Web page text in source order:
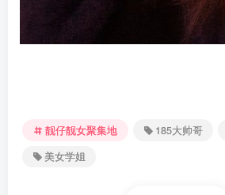
靓仔靓女聚集地 185大帅哥
美女学姐